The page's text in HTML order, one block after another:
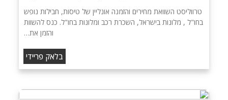
טרווליסט השוואת מחירים והזמנה אונליין של טיסות, חבילות נופש
בחו"ל , מלונות בישראל, השכרת רכב ומלונות בחו"ל. כנס להשוות
והזמן את…
בלאק פריידי